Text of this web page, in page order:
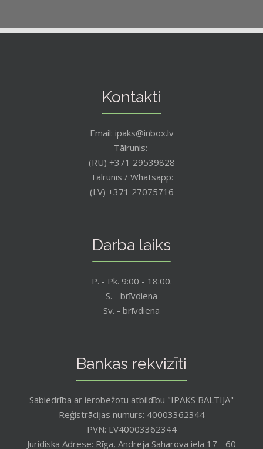
Kontakti
Email: ipaks@inbox.lv
Tālrunis:
(RU) +371 29539828
Tālrunis / Whatsapp:
(LV) +371 27075716
Darba laiks
P. - Pk. 9:00 - 18:00.
S. - brīvdiena
Sv. - brīvdiena
Bankas rekvizīti
Sabiedrība ar ierobežotu atbildību "IPAKS BALTIJA"
Reģistrācijas numurs: 40003362344
PVN: LV40003362344
Juridiska Adrese: Rīga, Andreja Saharova iela 17 - 60